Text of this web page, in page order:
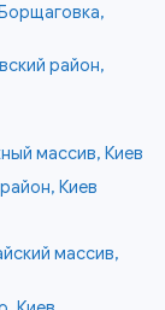
район,
массив, Киев
Киев
массив,